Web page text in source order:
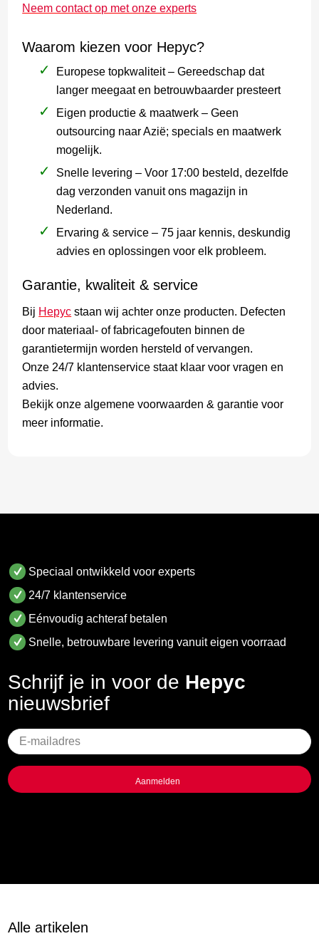
Neem contact op met onze experts
Waarom kiezen voor Hepyc?
Europese topkwaliteit – Gereedschap dat
langer meegaat en betrouwbaarder presteert
Eigen productie & maatwerk – Geen
outsourcing naar Azië; specials en maatwerk
mogelijk.
Snelle levering – Voor 17:00 besteld, dezelfde
dag verzonden vanuit ons magazijn in
Nederland.
Ervaring & service – 75 jaar kennis, deskundig
advies en oplossingen voor elk probleem.
Garantie, kwaliteit & service
Bij Hepyc staan wij achter onze producten. Defecten
door materiaal- of fabricagefouten binnen de
garantietermijn worden hersteld of vervangen.
Onze 24/7 klantenservice staat klaar voor vragen en
advies.
Bekijk onze algemene voorwaarden & garantie voor
meer informatie.
Speciaal ontwikkeld voor experts
24/7 klantenservice
Eénvoudig achteraf betalen
Snelle, betrouwbare levering vanuit eigen voorraad
Schrijf je in voor de Hepyc
nieuwsbrief
Geen
titel
Alle artikelen